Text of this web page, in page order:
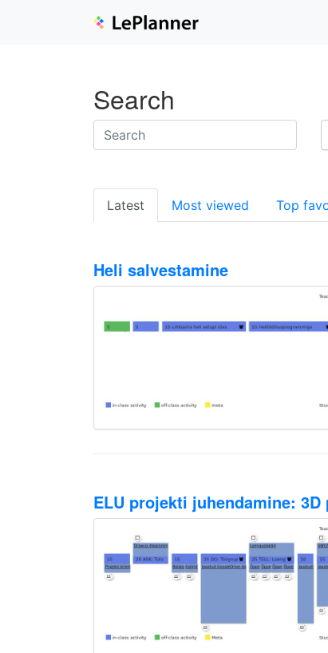
Search
Latest Most viewed Top
Heli salvestamine
ELU projekti juhendamine: